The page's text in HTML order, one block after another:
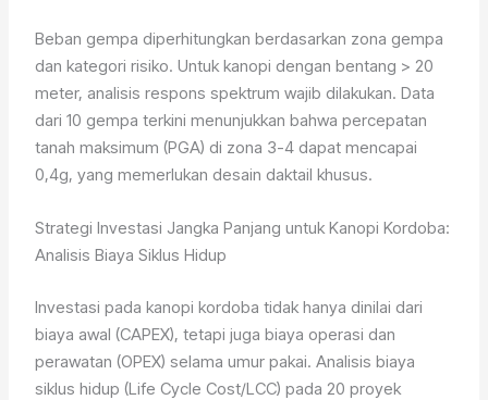
Beban gempa diperhitungkan berdasarkan zona gempa
dan kategori risiko. Untuk kanopi dengan bentang > 20
meter, analisis respons spektrum wajib dilakukan. Data
dari 10 gempa terkini menunjukkan bahwa percepatan
tanah maksimum (PGA) di zona 3-4 dapat mencapai
0,4g, yang memerlukan desain daktail khusus.
Strategi Investasi Jangka Panjang untuk Kanopi Kordoba:
Analisis Biaya Siklus Hidup
Investasi pada kanopi kordoba tidak hanya dinilai dari
biaya awal (CAPEX), tetapi juga biaya operasi dan
perawatan (OPEX) selama umur pakai. Analisis biaya
siklus hidup (Life Cycle Cost/LCC) pada 20 proyek